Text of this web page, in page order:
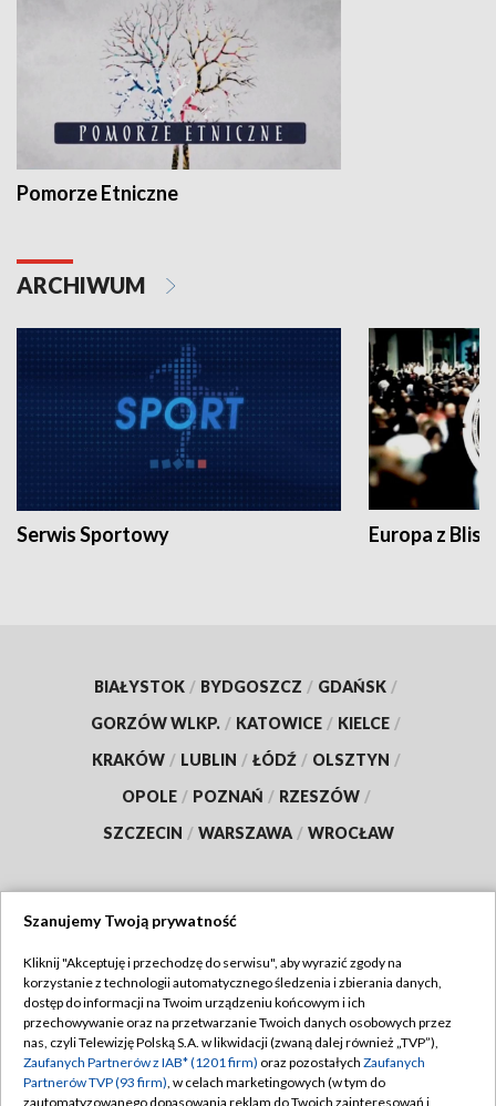
Pomorze Etniczne
ARCHIWUM
Serwis Sportowy Europa z
BIAŁYSTOK / BYDGOSZCZ / GDAŃSK /
GORZÓW WLKP. / KATOWICE / KIELCE /
KRAKÓW / LUBLIN / ŁÓDŹ / OLSZTYN /
OPOLE / POZNAŃ / RZESZÓW /
SZCZECIN / WARSZAWA / WROCŁAW
TVP
Abonament TVP
Emisja w TVP
Centrum informacji TVP
Regulamin TVP
Polityka prywatności
Moje zgody
Szanujemy Twoją prywatność
Kliknij "Akceptuję i przechodzę do serwisu", aby wyrazić zgody na
korzystanie z technologii automatycznego śledzenia i zbierania danych,
dostęp do informacji na Twoim urządzeniu końcowym i ich
przechowywanie oraz na przetwarzanie Twoich danych osobowych przez
nas, czyli Telewizję Polską S.A. w likwidacji (zwaną dalej również „TVP”),
Zaufanych Partnerów z IAB* (1201 firm) oraz pozostałych Zaufanych
Partnerów TVP (93 firm), w celach marketingowych (w tym do
zautomatyzowanego dopasowania reklam do Twoich zainteresowań i